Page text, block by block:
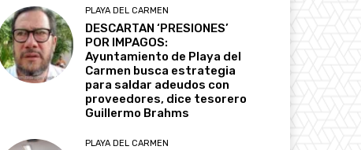
PLAYA DEL CARMEN
DESCARTAN ‘PRESIONES’
POR IMPAGOS:
Ayuntamiento de Playa del
Carmen busca estrategia
para saldar adeudos con
proveedores, dice tesorero
Guillermo Brahms
PLAYA DEL CARMEN